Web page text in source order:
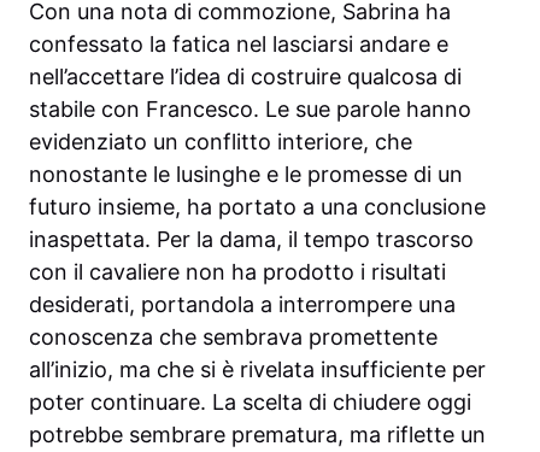
Con una nota di commozione, Sabrina ha
confessato la fatica nel lasciarsi andare e
nell’accettare l’idea di costruire qualcosa di
stabile con Francesco. Le sue parole hanno
evidenziato un conflitto interiore, che
nonostante le lusinghe e le promesse di un
futuro insieme, ha portato a una conclusione
inaspettata. Per la dama, il tempo trascorso
con il cavaliere non ha prodotto i risultati
desiderati, portandola a interrompere una
conoscenza che sembrava promettente
all’inizio, ma che si è rivelata insufficiente per
poter continuare. La scelta di chiudere oggi
potrebbe sembrare prematura, ma riflette un